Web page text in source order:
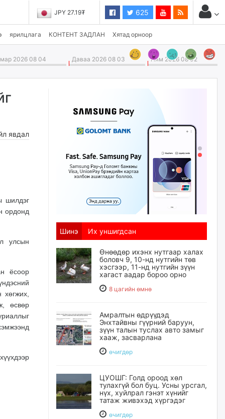
JPY 27.19₮ 625
ярилцлага КОНТЕНТ ЗАДЛАН Хятад орноор
2026 08 04 Даваа 2026 08 03 Ням 2026 08 02
явдал
шилдэг
ордонд
улсын
ёсоор
өсвөр
Шинэ Их уншигдсан
Өнөөдөр ихэнх нутгаар халах
боловч 9, 10-нд нутгийн төв
хэсгээр, 11-нд нутгийн зүүн
хагаст аадар бороо орно
8 цагийн өмнө
Амралтын өдрүүдэд
Энхтайвны гүүрний баруун,
зүүн талын туслах авто замыг
хааж, засварлана
өчигдѳр
ЦУОШГ: Голд ороод хөл
тулахгүй бол буц. Усны урсгал,
нүх, хуйлрал гэнэт хүнийг
татаж живэхэд хүргэдэг
өчигдѳр